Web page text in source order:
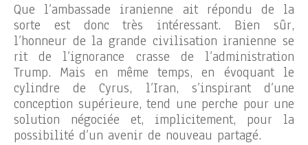
Que l’ambassade iranienne ait répondu de la
sorte est donc très intéressant. Bien sûr,
l’honneur de la grande civilisation iranienne se
rit de l’ignorance crasse de l’administration
Trump. Mais en même temps, en évoquant le
cylindre de Cyrus, l’Iran, s’inspirant d’une
conception supérieure, tend une perche pour une
solution négociée et, implicitement, pour la
possibilité d’un avenir de nouveau partagé.